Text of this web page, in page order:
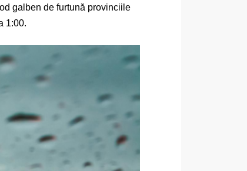
galben de furtună provinciile
1:00.